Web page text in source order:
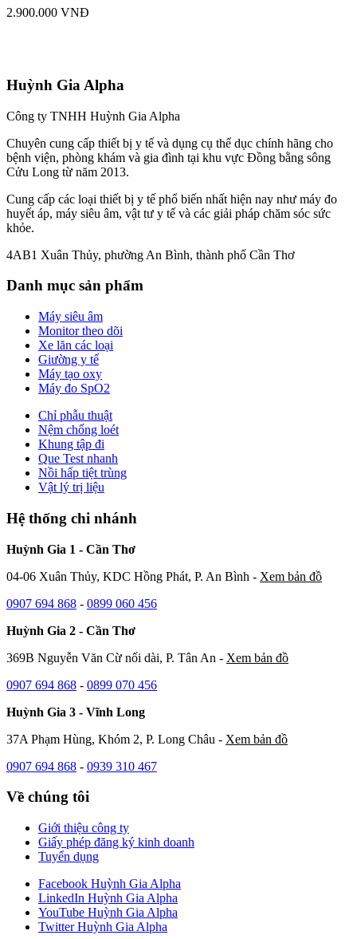
2.900.000 VNĐ
Huỳnh Gia Alpha
Công ty TNHH Huỳnh Gia Alpha
Chuyên cung cấp thiết bị y tế và dụng cụ thể dục chính hãng cho
bệnh viện, phòng khám và gia đình tại khu vực Đồng bằng sông
Cửu Long từ năm 2013.
Cung cấp các loại thiết bị y tế phổ biến nhất hiện nay như máy đo
huyết áp, máy siêu âm, vật tư y tế và các giải pháp chăm sóc sức
khỏe.
4AB1 Xuân Thủy, phường An Bình, thành phố Cần Thơ
Danh mục sản phẩm
Máy siêu âm
Monitor theo dõi
Xe lăn các loại
Giường y tế
Máy tạo oxy
Máy đo SpO2
Chỉ phẫu thuật
Nệm chống loét
Khung tập đi
Que Test nhanh
Nồi hấp tiệt trùng
Vật lý trị liệu
Hệ thống chi nhánh
Huỳnh Gia 1 - Cần Thơ
04-06 Xuân Thủy, KDC Hồng Phát, P. An Bình - Xem bản đồ
0907 694 868 - 0899 060 456
Huỳnh Gia 2 - Cần Thơ
369B Nguyễn Văn Cừ nối dài, P. Tân An - Xem bản đồ
0907 694 868 - 0899 070 456
Huỳnh Gia 3 - Vĩnh Long
37A Phạm Hùng, Khóm 2, P. Long Châu - Xem bản đồ
0907 694 868 - 0939 310 467
Về chúng tôi
Giới thiệu công ty
Giấy phép đăng ký kinh doanh
Tuyển dụng
Facebook Huỳnh Gia Alpha
LinkedIn Huỳnh Gia Alpha
YouTube Huỳnh Gia Alpha
Twitter Huỳnh Gia Alpha